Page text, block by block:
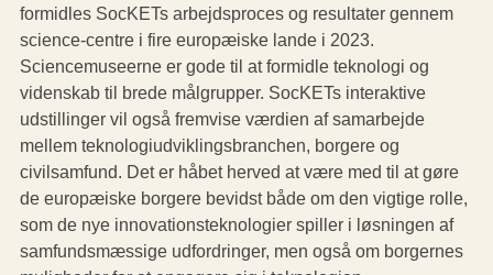
formidles SocKETs arbejdsproces og resultater gennem
science-centre i fire europæiske lande i 2023.
Sciencemuseerne er gode til at formidle teknologi og
videnskab til brede målgrupper. SocKETs interaktive
udstillinger vil også fremvise værdien af samarbejde
mellem teknologiudviklingsbranchen, borgere og
civilsamfund. Det er håbet herved at være med til at gøre
de europæiske borgere bevidst både om den vigtige rolle,
som de nye innovationsteknologier spiller i løsningen af
samfundsmæssige udfordringer, men også om borgernes